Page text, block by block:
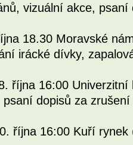
vizuální akce, psaní
18.30 Moravské
irácké dívky,
října 16:00 Univerzitní
dopisů za
října 16:00 Kuří